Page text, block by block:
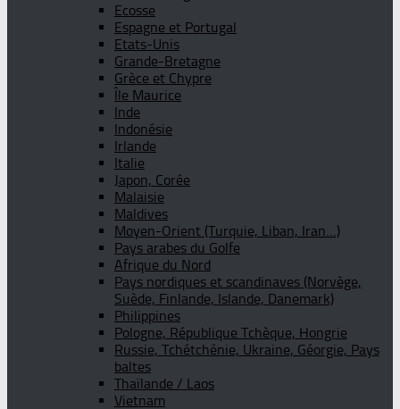
Ecosse
Espagne et Portugal
Etats-Unis
Grande-Bretagne
Grèce et Chypre
Île Maurice
Inde
Indonésie
Irlande
Italie
Japon, Corée
Malaisie
Maldives
Moyen-Orient (Turquie, Liban, Iran…)
Pays arabes du Golfe
Afrique du Nord
Pays nordiques et scandinaves (Norvège,
Suède, Finlande, Islande, Danemark)
Philippines
Pologne, République Tchèque, Hongrie
Russie, Tchétchénie, Ukraine, Géorgie, Pays
baltes
Thaïlande / Laos
Vietnam